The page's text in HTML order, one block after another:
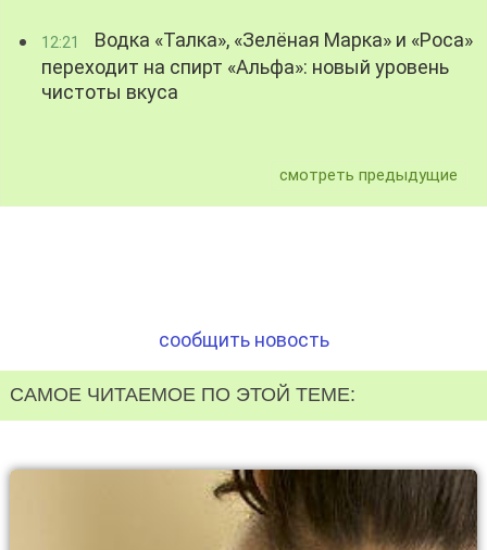
12:21
Водка «Талка», «Зелёная Марка» и «Роса»
переходит на спирт «Альфа»: новый уровень
чистоты вкуса
смотреть предыдущие
сообщить новость
САМОЕ ЧИТАЕМОЕ ПО ЭТОЙ ТЕМЕ: